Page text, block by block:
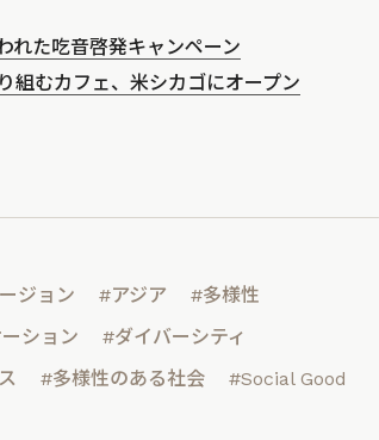
れた吃音啓発キャンペーン
組むカフェ、米シカゴにオープン
ジョン #アジア
#多様性
ション
#ダイバーシティ
#多様性のある社会
#Social Good